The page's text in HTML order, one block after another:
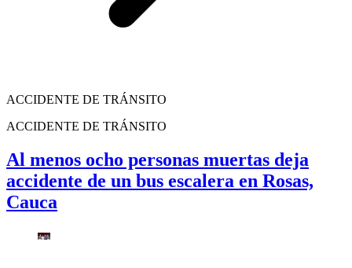
ACCIDENTE DE TRÁNSITO
ACCIDENTE DE TRÁNSITO
Al menos ocho personas muertas deja
accidente de un bus escalera en Rosas,
Cauca